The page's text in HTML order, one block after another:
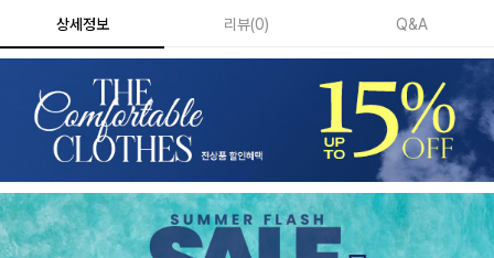
상세정보 리뷰(0) Q&A